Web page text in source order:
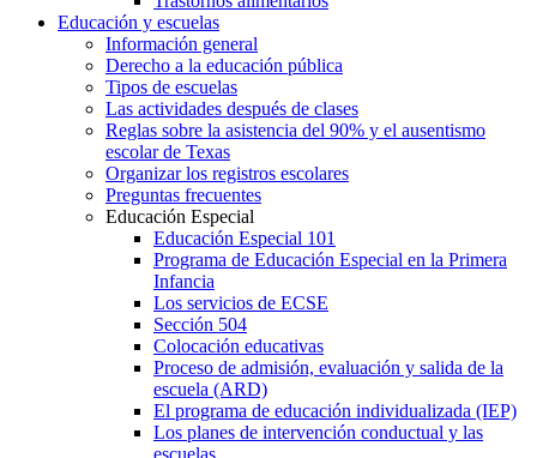
Educación y escuelas
Información general
Derecho a la educación pública
Tipos de escuelas
Las actividades después de clases
Reglas sobre la asistencia del 90% y el ausentismo
escolar de Texas
Organizar los registros escolares
Preguntas frecuentes
Educación Especial
Educación Especial 101
Programa de Educación Especial en la Primera
Infancia
Los servicios de ECSE
Sección 504
Colocación educativas
Proceso de admisión, evaluación y salida de la
escuela (ARD)
El programa de educación individualizada (IEP)
Los planes de intervención conductual y las
escuelas